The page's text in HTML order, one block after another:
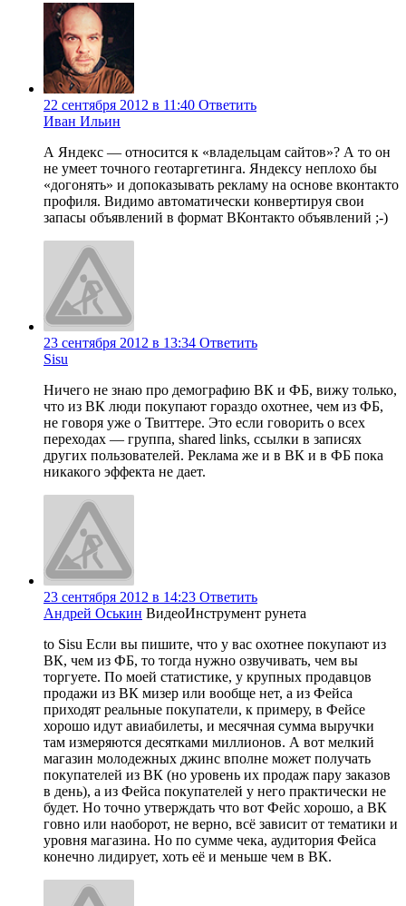
22 сентября 2012 в 11:40 Ответить
Иван Ильин
А Яндекс — относится к «владельцам сайтов»? А то он
не умеет точного геотаргетинга. Яндексу неплохо бы
«догонять» и допоказывать рекламу на основе вконтакто
профиля. Видимо автоматически конвертируя свои
запасы объявлений в формат ВКонтакто объявлений ;-)
23 сентября 2012 в 13:34 Ответить
Sisu
Ничего не знаю про демографию ВК и ФБ, вижу только,
что из ВК люди покупают гораздо охотнее, чем из ФБ,
не говоря уже о Твиттере. Это если говорить о всех
переходах — группа, shared links, ссылки в записях
других пользователей. Реклама же и в ВК и в ФБ пока
никакого эффекта не дает.
23 сентября 2012 в 14:23 Ответить
Андрей Оськин ВидеоИнструмент рунета
to Sisu Если вы пишите, что у вас охотнее покупают из
ВК, чем из ФБ, то тогда нужно озвучивать, чем вы
торгуете. По моей статистике, у крупных продавцов
продажи из ВК мизер или вообще нет, а из Фейса
приходят реальные покупатели, к примеру, в Фейсе
хорошо идут авиабилеты, и месячная сумма выручки
там измеряются десятками миллионов. А вот мелкий
магазин молодежных джинс вполне может получать
покупателей из ВК (но уровень их продаж пару заказов
в день), а из Фейса покупателей у него практически не
будет. Но точно утверждать что вот Фейс хорошо, а ВК
говно или наоборот, не верно, всё зависит от тематики и
уровня магазина. Но по сумме чека, аудитория Фейса
конечно лидирует, хоть её и меньше чем в ВК.